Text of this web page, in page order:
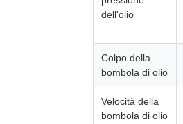
dell'olio
Colpo della
bombola di olio
Velocità della
bombola di olio